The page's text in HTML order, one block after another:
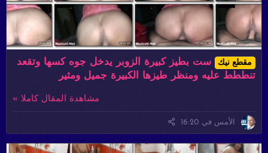
مقطع نيك
ست بطيز كبيرة الزوبر يدخل جوه كسها وتقعد
تنططط عليه ومنظر طيزها الكبيرة جميل ومثير
مشاهدة المقال كاملا »
الأمس في 16:20